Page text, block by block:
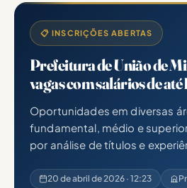
📋 INSCRIÇÕES ABERTAS
Prefeitura de União de
vagas com salários de
Oportunidades em diversas
fundamental, médio e
por análise de títulos e
20 de abril de 2026 · 12:23